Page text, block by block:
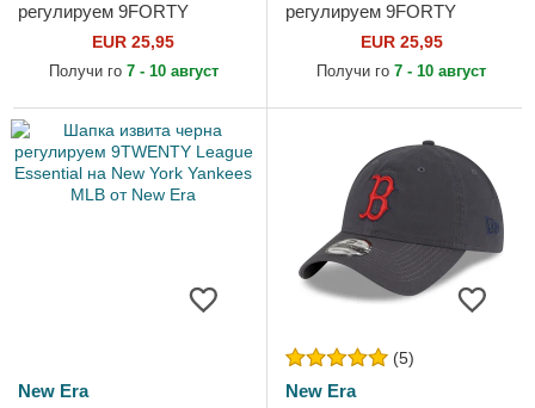
регулируем 9FORTY
League Essential на New
York Yankees MLB от New
EUR 25,95
Получи го 7 - 10 август
регулируем 9FORTY
League Essential на New
York Yankees MLB от New
EUR 25,95
Получи го 7 - 10 август
New Era
(5)
New Era